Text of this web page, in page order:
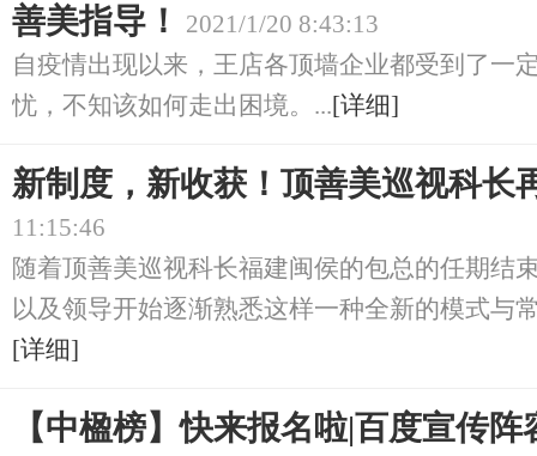
善美指导！
2021/1/20 8:43:13
自疫情出现以来，王店各顶墙企业都受到了一
忧，不知该如何走出困境。...[详细]
新制度，新收获！顶善美巡视科长
11:15:46
随着顶善美巡视科长福建闽侯的包总的任期结
以及领导开始逐渐熟悉这样一种全新的模式与
[详细]
【中楹榜】快来报名啦|百度宣传阵